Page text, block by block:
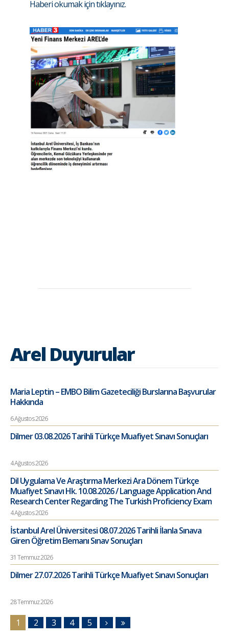
Haberi okumak için tıklayınız.
Arel Duyurular
Maria Leptin – EMBO Bilim Gazeteciliği Burslarına Başvurular
Hakkında
6 Ağustos 2026
Dilmer 03.08.2026 Tarihli Türkçe Muafiyet Sınavı Sonuçları
4 Ağustos 2026
Dil Uygulama Ve Araştırma Merkezi Ara Dönem Türkçe
Muafiyet Sınavı Hk. 10.08.2026 / Language Application And
Research Center Regarding The Turkish Proficiency Exam
4 Ağustos 2026
İstanbul Arel Üniversitesi 08.07.2026 Tarihli İlanla Sınava
Giren Öğretim Elemanı Sınav Sonuçları
31 Temmuz 2026
Dilmer 27.07.2026 Tarihli Türkçe Muafiyet Sınavı Sonuçları
28 Temmuz 2026
1 2 3 4 5